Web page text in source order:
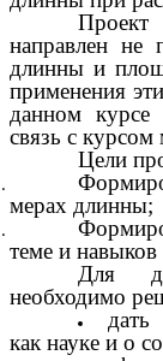
направлен не
длинны и
применения
данном курсе
связь с курсом
Цели
мерах длинны;
теме и
Для
необходимо
дать
как науке и о